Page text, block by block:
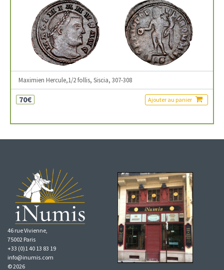
Maximien Hercule,1/2 follis, Siscia, 307-308
70€ Ajouter au panier
46 rue Vivienne,
75002 Paris
+33 (0)1 40 13 83 19
info@inumis.com
© 2026